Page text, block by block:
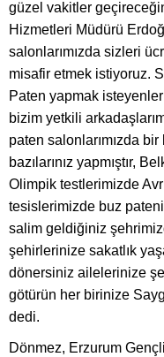
güzel vakitler
Hizmetleri Müdürü
salonlarımızda sizleri
misafir etmek istiyoruz.
Paten yapmak
bizim yetkili
paten salonlarımızda
bazılarınız yapmıştır,
Olimpik testlerimizde
tesislerimizde buz
salim geldiğiniz
şehirlerinize sakatlık
dönersiniz ailelerinize
götürün her birinize
dedi.
Dönmez, Erzurum